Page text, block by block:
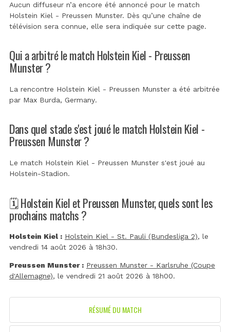
Aucun diffuseur n’a encore été annoncé pour le match
Holstein Kiel - Preussen Munster. Dès qu’une chaîne de
télévision sera connue, elle sera indiquée sur cette page.
Qui a arbitré le match Holstein Kiel - Preussen
Munster ?
La rencontre Holstein Kiel - Preussen Munster a été arbitrée
par Max Burda, Germany.
Dans quel stade s'est joué le match Holstein Kiel -
Preussen Munster ?
Le match Holstein Kiel - Preussen Munster s'est joué au
Holstein-Stadion.
🗓️ Holstein Kiel et Preussen Munster, quels sont les
prochains matchs ?
Holstein Kiel : Holstein Kiel - St. Pauli (Bundesliga 2), le
vendredi 14 août 2026 à 18h30.
Preussen Munster : Preussen Munster - Karlsruhe (Coupe
d'Allemagne), le vendredi 21 août 2026 à 18h00.
RÉSUMÉ DU MATCH